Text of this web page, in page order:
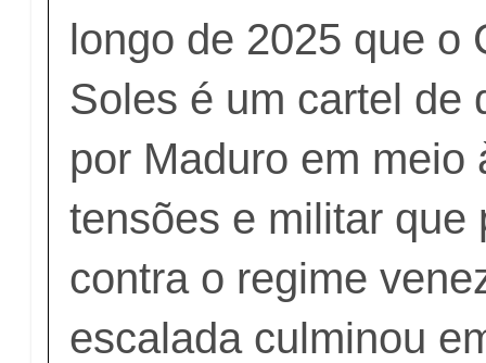
longo de 2025 que o
Soles é um cartel de
por Maduro em meio
tensões e militar que
contra o regime
escalada culminou